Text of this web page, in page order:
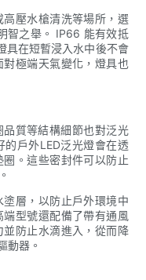
壓水槍清洗等場所，選
智之舉。 IP66 能有效抵
具在短暫浸入水中後不會
極端天氣變化，燈具也
質等結構細節也對泛光
戶外LED泛光燈會在透
。這些密封件可以防止
層，以防止戶外環境中
型號還配備了帶有通風
防止水滴進入，從而降
動器。